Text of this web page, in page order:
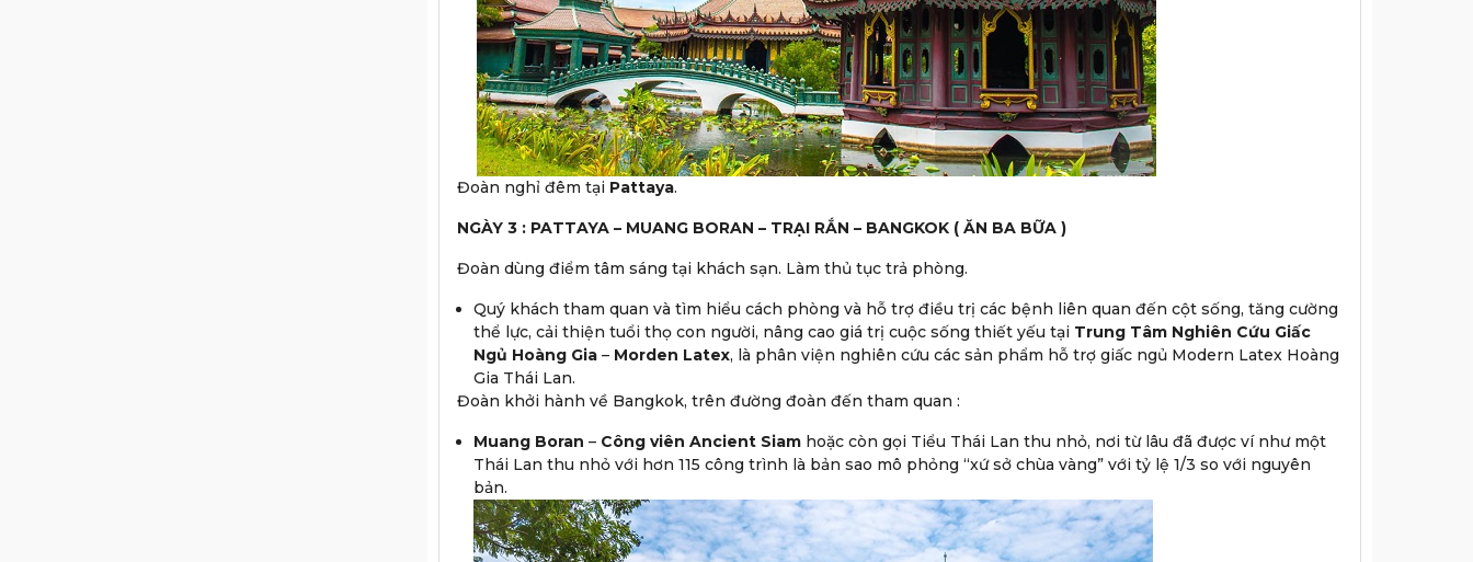
Đoàn nghỉ đêm tại Pattaya.
NGÀY 3 : PATTAYA – MUANG BORAN – TRẠI RẮN – BANGKOK ( ĂN BA BỮA )
Đoàn dùng điểm tâm sáng tại khách sạn. Làm thủ tục trả phòng.
Quý khách tham quan và tìm hiểu cách phòng và hỗ trợ điều trị các bệnh liên quan đến cột sống, tăng cường
thể lực, cải thiện tuổi thọ con người, nâng cao giá trị cuộc sống thiết yếu tại Trung Tâm Nghiên Cứu Giấc
Ngủ Hoàng Gia– Morden Latex, là phân viện nghiên cứu các sản phẩm hỗ trợ giấc ngủ Modern Latex Hoàng
Gia Thái Lan.
Đoàn khởi hành về Bangkok, trên đường đoàn đến tham quan :
Muang Boran – Công viên Ancient Siamhoặc còn gọi Tiểu Thái Lan thu nhỏ, nơi từ lâu đã được ví như một
Thái Lan thu nhỏ với hơn 115 công trình là bản sao mô phỏng “xứ sở chùa vàng” với tỷ lệ 1/3 so với nguyên
bản.